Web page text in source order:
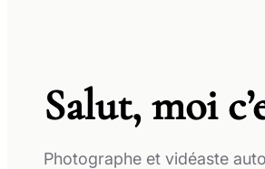
Salut, moi
Photographe et vidéaste